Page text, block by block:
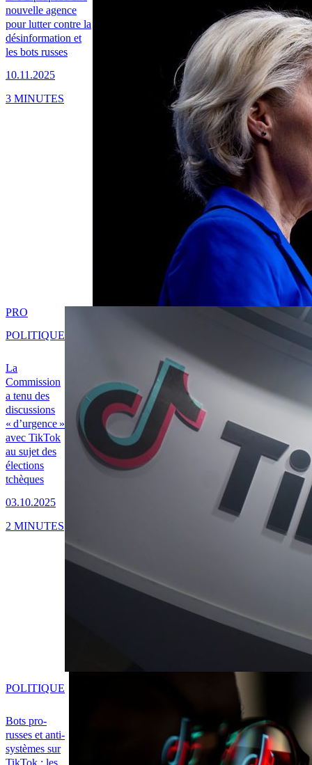
nouvelle agence
pour lutter contre la
désinformation et
les bots russes
10.11.2025
3 MINUTES
La
Commission
a tenu des
discussions
« d’urgence »
avec TikTok
au sujet des
élections
tchèques
03.10.2025
PRO
POLITIQUE
2 MINUTES
Bots pro-
russes et anti-
systèmes sur
POLITIQUE